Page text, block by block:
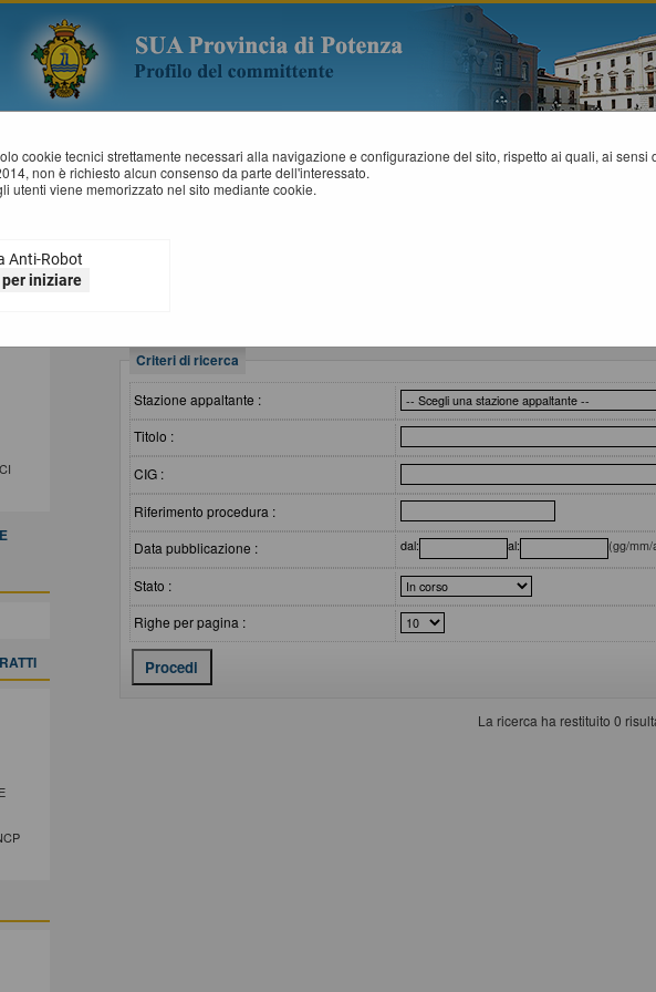
» Avvisi di avvio consultazione
cookie tecnici strettamente necessari alla navigazione e configurazione del sito, rispetto ai quali, ai
non è richiesto alcun consenso da parte dell'interessato.
utenti viene memorizzato nel sito mediante cookie.
Anti-Robot
per iniziare
All'interno di questa sezione è possibile consultare gli avvisi di avvio
Criteri di ricerca
Stazione appaltante :
Titolo :
CIG :
Riferimento procedura :
Data pubblicazione :
dal: al: (gg/mm/
Stato :
Righe per pagina :
La ricerca ha restituito 0